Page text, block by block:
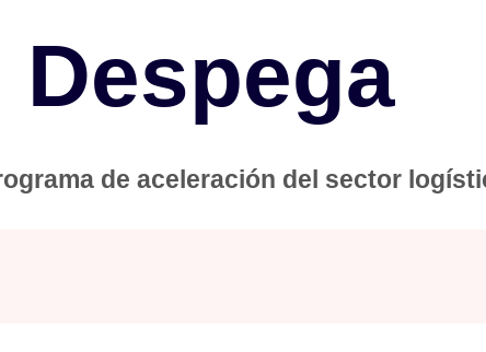
Despega
de aceleración del sector